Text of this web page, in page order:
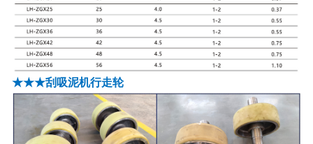
★★★刮吸泥机行走轮